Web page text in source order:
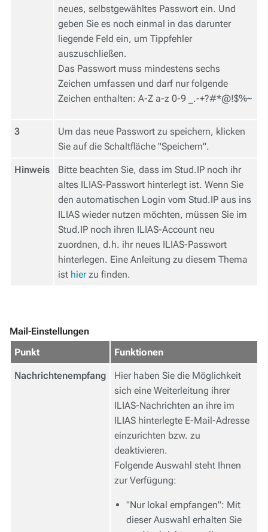
neues, selbstgewähltes Passwort ein. Und
geben Sie es noch einmal in das darunter
liegende Feld ein, um Tippfehler
auszuschließen.
Das Passwort muss mindestens sechs
Zeichen umfassen und darf nur folgende
Zeichen enthalten: A-Z a-z 0-9 _.-+?#*@!$%~
3
Um das neue Passwort zu speichern, klicken
Sie auf die Schaltfläche "Speichern".
Hinweis
Bitte beachten Sie, dass im Stud.IP noch ihr
altes ILIAS-Passwort hinterlegt ist. Wenn Sie
den automatischen Login vom Stud.IP aus ins
ILIAS wieder nutzen möchten, müssen Sie im
Stud.IP noch ihren ILIAS-Account neu
zuordnen, d.h. ihr neues ILIAS-Passwort
hinterlegen. Eine Anleitung zu diesem Thema
ist hierzu finden.
Mail-Einstellungen
Punkt
Funktionen
Nachrichtenempfang
Hier haben Sie die Möglichkeit
sich eine Weiterleitung ihrer
ILIAS-Nachrichten an ihre im
ILIAS hinterlegte E-Mail-Adresse
einzurichten bzw. zu
deaktivieren.
Folgende Auswahl steht Ihnen
zur Verfügung:
"Nur lokal empfangen": Mit
dieser Auswahl erhalten Sie